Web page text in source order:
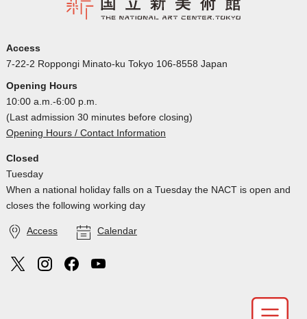
Access
7-22-2 Roppongi Minato-ku Tokyo 106-8558 Japan
Opening Hours
10:00 a.m.-6:00 p.m.
(Last admission 30 minutes before closing)
Opening Hours / Contact Information
Closed
Tuesday
When a national holiday falls on a Tuesday the NACT is open and
closes the following working day
Access Calendar